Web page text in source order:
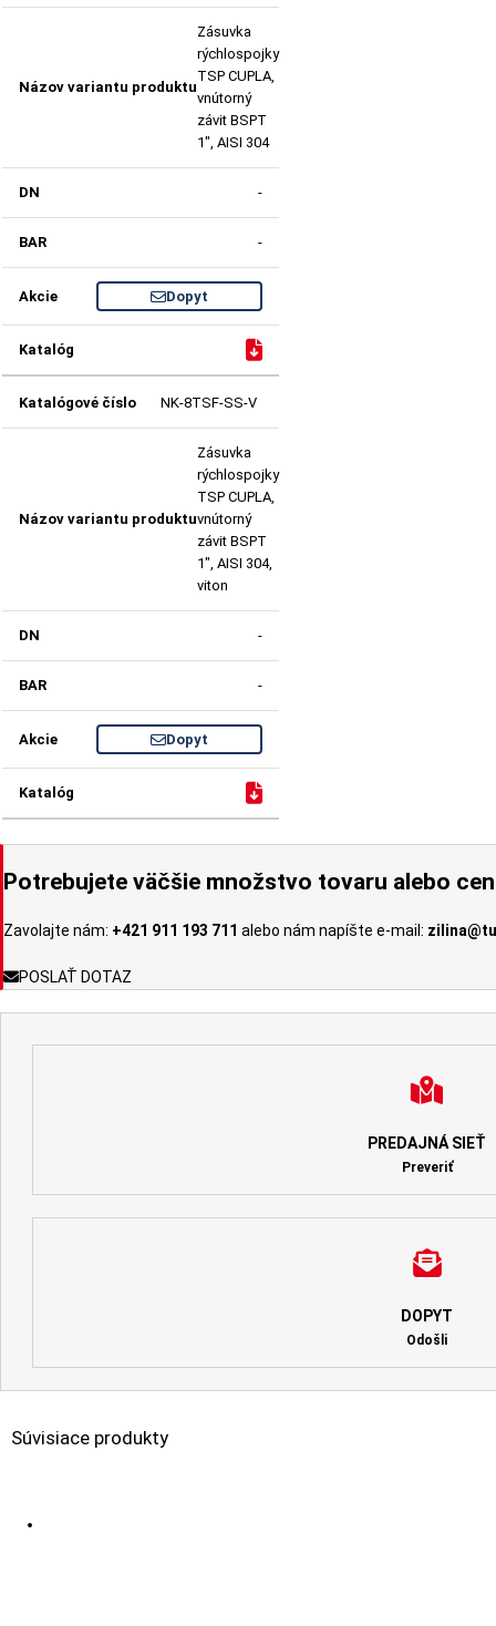
Zásuvka
rýchlospojky
TSP CUPLA,
vnútorný
závit BSPT
1", AISI 304
-
-
Dopyt
NK-8TSF-SS-V
Zásuvka
rýchlospojky
TSP CUPLA,
vnútorný
závit BSPT
1", AISI 304,
viton
-
-
Dopyt
Potrebujete väčšie množstvo tovaru alebo
Zavolajte nám: +421 911 193 711 alebo nám napíšte e-mail:
POSLAŤ DOTAZ
PREDAJNÁ SIEŤ
Preveriť
DOPYT
Odošli
Súvisiace produkty